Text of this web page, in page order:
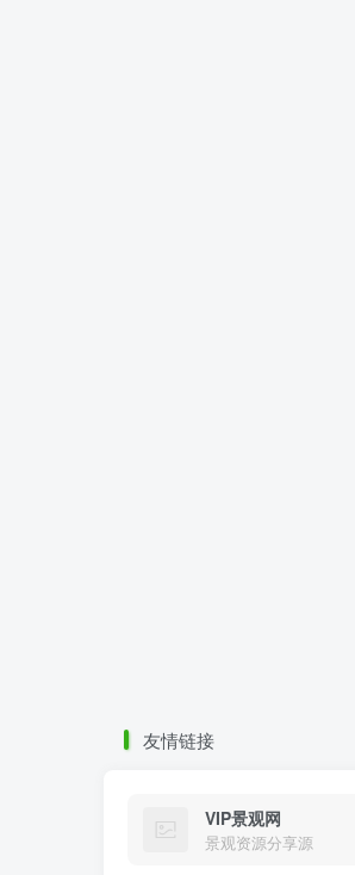
友情链接
VIP景观网
景观资源分享源